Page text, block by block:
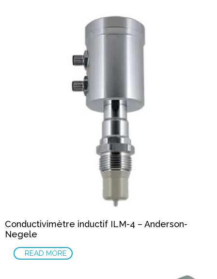
Conductivimètre inductif ILM-4 – Anderson-
Negele
READ MORE